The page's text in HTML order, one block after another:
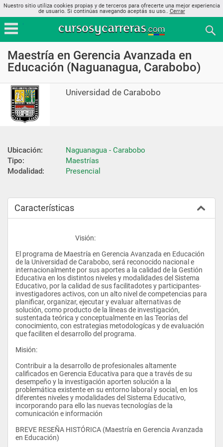
Nuestro sitio utiliza cookies propias y de terceros para ofrecerte una mejor experiencia
de usuario. Si continúas navegando aceptás su uso.. Cerrar
Maestría en Gerencia Avanzada en
Educación (Naguanagua, Carabobo)
Universidad de Carabobo
Ubicación:
Naguanagua - Carabobo
Tipo:
Maestrías
Modalidad:
Presencial
Características
					Visión:
El programa de Maestría en Gerencia Avanzada en Educación
de la Universidad de Carabobo, será reconocido nacional e
internacionalmente por sus aportes a la calidad de la Gestión
Educativa en los distintos niveles y modalidades del Sistema
Educativo, por la calidad de sus facilitadotes y participantes-
investigadores activos, con un alto nivel de competencias para
planificar, organizar, ejecutar y evaluar alternativas de
solución, como producto de la líneas de investigación,
sustentada teórica y conceptualmente en las Teorías del
conocimiento, con estrategias metodologícas y de evaluación
que faciliten el desarrollo del programa.
Misión:
Contribuir a la desarrollo de profesionales altamente
calificados en Gerencia Educativa para que a través de su
desempeño y la investigación aporten solución a la
problemática existente en su entorno laboral y social, en los
diferentes niveles y modalidades del Sistema Educativo,
incorporando para ello las nuevas tecnologías de la
comunicación e información
BREVE RESEÑA HISTÓRICA (Maestría en Gerencia Avanzada
en Educación)